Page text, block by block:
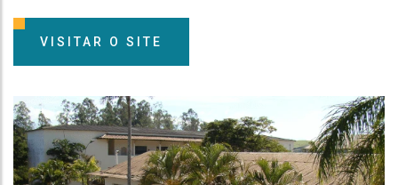
VISITAR O SITE